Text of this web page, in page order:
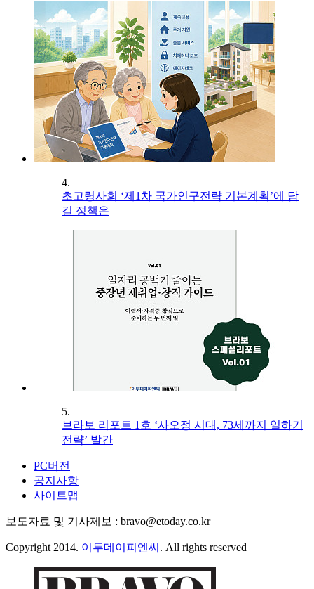
4.
초고령사회 ‘제1차 국가인구전략 기본계획’에 담
길 정책은
5.
브라보 리포트 1호 ‘사오정 시대, 73세까지 일하기
전략’ 발간
PC버전
공지사항
사이트맵
보도자료 및 기사제보 : bravo@etoday.co.kr
Copyright 2014. 이투데이피엔씨 . All rights reserved